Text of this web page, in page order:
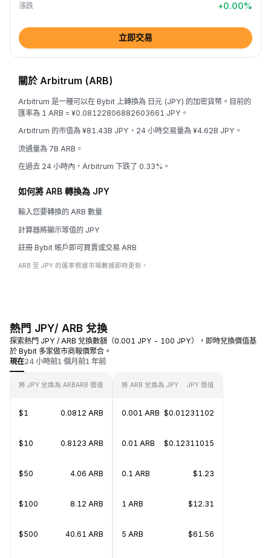
漲跌 +0.00%
立即交易
關於 Arbitrum (ARB)
Arbitrum 是一種可以在 Bybit 上轉換為 日元 (JPY) 的加密貨幣。目前的
匯率為 1 ARB = ¥0.08122806882603661 JPY。
Arbitrum 的市值為 ¥81.43B JPY，24 小時交易量為 ¥4.62B JPY。
流通量為 7B ARB。
在過去 24 小時內，Arbitrum 下跌了 0.33%。
如何將 ARB 轉換為 JPY
輸入您要轉換的 ARB 數量
計算器將顯示等值的 JPY
註冊 Bybit 帳戶即可買賣或交易 ARB
ARB 至 JPY 的匯率根據市場數據即時更新。
熱門 JPY/ ARB 兌換
探索熱門 JPY / ARB 兌換數額（0.001 JPY - 100 JPY），即時兌換價值基
於 Bybit 多家做市商報價聚合。
現在24 小時前1 個月前1 年前
將 JPY 兌換為 ARBARB 價值
$1 0.0812 ARB
$10 0.8123 ARB
$50 4.06 ARB
$100 8.12 ARB
$500 40.61 ARB
將 ARB 兌換為 JPY JPY 價值
0.001 ARB $0.01231102
0.01 ARB $0.12311015
0.1 ARB $1.23
1 ARB $12.31
5 ARB $61.56